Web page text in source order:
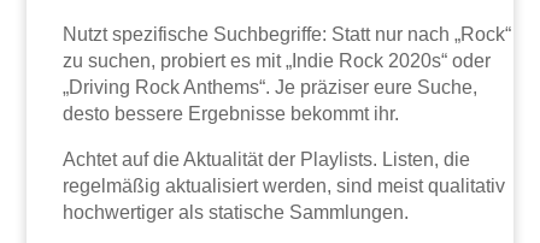
Nutzt spezifische Suchbegriffe: Statt nur nach „Rock“
zu suchen, probiert es mit „Indie Rock 2020s“ oder
„Driving Rock Anthems“. Je präziser eure Suche,
desto bessere Ergebnisse bekommt ihr.
Achtet auf die Aktualität der Playlists. Listen, die
regelmäßig aktualisiert werden, sind meist qualitativ
hochwertiger als statische Sammlungen.